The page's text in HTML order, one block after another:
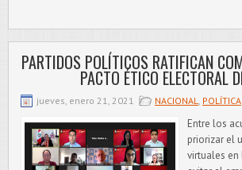
PARTIDOS POLÍTICOS RATIFICAN
PACTO ÉTICO ELECTORAL
jueves, enero 21, 2021 NACIONAL, POLÍTICA
Entre los
priorizar el
virtuales en